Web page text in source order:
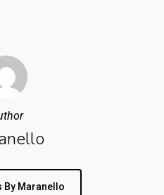
By Maranello